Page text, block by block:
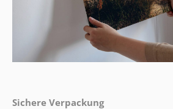
Sichere Verpackung